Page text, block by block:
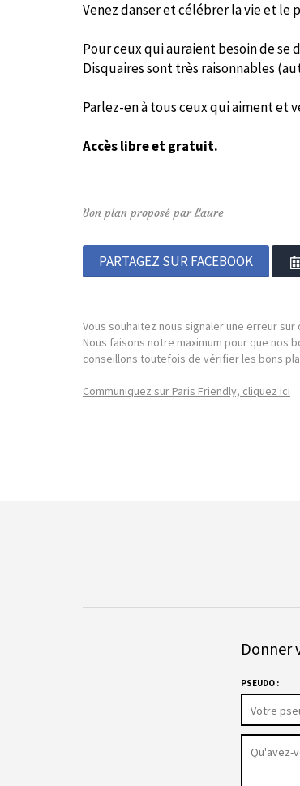
Venez danser et célébrer la vie et le
Pour ceux qui auraient besoin de se
Disquaires sont très raisonnables
Parlez-en à tous ceux qui aiment et
Accès libre et gratuit.
Bon plan proposé par Laure
PARTAGEZ SUR FACEBOOK
Vous souhaitez nous signaler une erreur sur
Nous faisons notre maximum pour que nos
conseillons toutefois de vérifier les bons
Communiquez sur Paris Friendly, cliquez ici
Donner
PSEUDO :